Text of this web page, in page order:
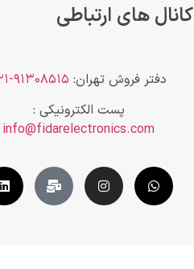
کانال های ارتباطی
دفتر فروش تهران: ۹۱۳۰۸۵۱۵-۰۲۱
پست الکترونیکی :
info@fidarelectronics.com